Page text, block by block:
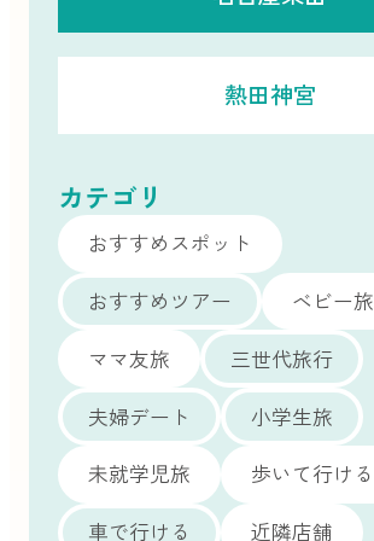
熱田神宮
カテゴリ
おすすめスポット
おすすめツアー
ベビー旅
ママ友旅
三世代旅行
夫婦デート
小学生旅
未就学児旅
歩いて行ける
車で行ける
近隣店舗